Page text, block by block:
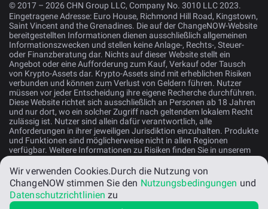
© 2017 – 2026 CHN Group LLC, Company No. 3010 LLC 2023.
Eingetragene Adresse: Euro House, Richmond Hill Road, Kingstown,
Saint Vincent and the Grenadines. Die auf der ChangeNOW-Website
bereitgestellten Informationen dienen ausschließlich allgemeinen
Informationszwecken und stellen keine Anlage-, Rechts-, Steuer-
oder Finanzberatung dar. Nichts auf dieser Website stellt ein
Angebot oder eine Aufforderung zum Kauf, Verkauf oder Tausch
von Krypto-Assets dar. Krypto-Assets sind mit erheblichen Risiken
verbunden und können zum Verlust von Geldern führen. Nutzer
müssen vor jeder Entscheidung ihre eigene Recherche durchführen.
Diese Website richtet sich ausschließlich an Personen ab 18 Jahren
und nur dort, wo ein solcher Zugriff nach geltendem lokalem Recht
zulässig ist. Nutzer sind allein dafür verantwortlich, alle
Anforderungen in ihrer jeweiligen Jurisdiktion einzuhalten. Produkte
und Funktionen sind möglicherweise nicht in allen Regionen
verfügbar. Weitere Informationen zu Risiken finden Sie in unserem
Deutsch
Wir verwenden Cookies.Durch die Nutzung von
ChangeNOW stimmen Sie den Nutzungsbedingungen und
Datenschutzrichtlinien zu